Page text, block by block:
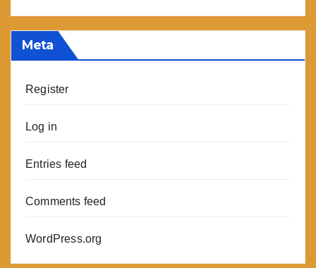
Meta
Register
Log in
Entries feed
Comments feed
WordPress.org